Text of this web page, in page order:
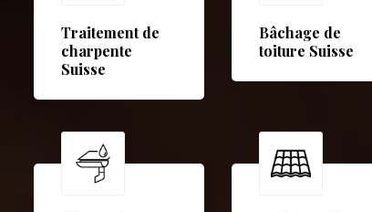
Traitement de
charpente
Suisse
Bâchage de
toiture Suisse